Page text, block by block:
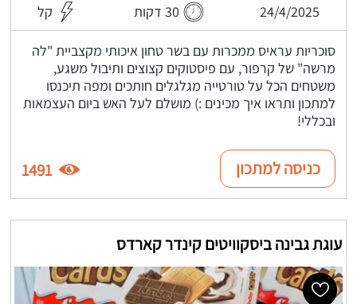
24/4/2025 30 דקות קל
סוכריות עראיס ממכרות עם בשר טחון איכותי מקצביית "לה
מרשה" של קרפור, עם פיסטוקים קצוצים ותיבול משגע,
משטחים הכל על טורטייה מגלגלים חותכים ומפה תיכנסו
למתכון ותראו איך מכינים :) מושלם לעל האש ביום העצמאות
ובכללי!
כניסה למתכון 1491
עוגת גבינה ביסקוויטים קינדר קארדס